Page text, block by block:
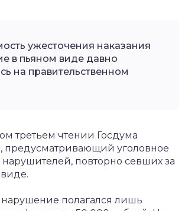
ужесточения наказания
в пьяном виде давно
на правительственном
третьем чтении Госдума
предусматривающий уголовное
повторно севших за
нарушение полагался лишь